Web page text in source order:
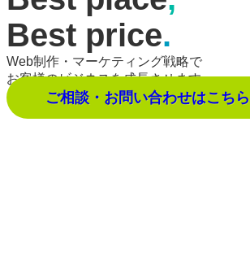
Best price.
Web制作・マーケティング戦略で
お客様のビジネスを成長させます。
ご相談・お問い合わせはこちら